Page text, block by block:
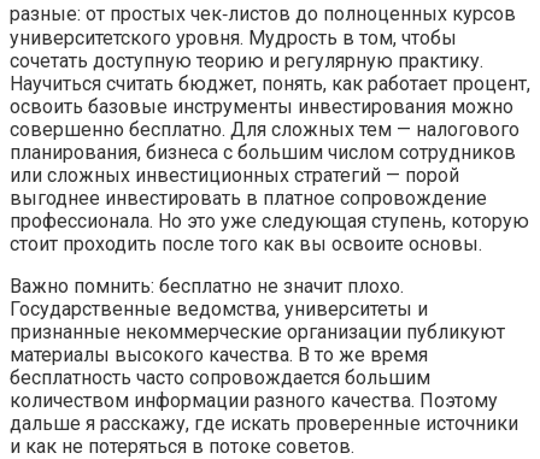
разные: от простых чек‑листов до полноценных курсов
университетского уровня. Мудрость в том, чтобы
сочетать доступную теорию и регулярную практику.
Научиться считать бюджет, понять, как работает процент,
освоить базовые инструменты инвестирования можно
совершенно бесплатно. Для сложных тем — налогового
планирования, бизнеса с большим числом сотрудников
или сложных инвестиционных стратегий — порой
выгоднее инвестировать в платное сопровождение
профессионала. Но это уже следующая ступень, которую
стоит проходить после того как вы освоите основы.
Важно помнить: бесплатно не значит плохо.
Государственные ведомства, университеты и
признанные некоммерческие организации публикуют
материалы высокого качества. В то же время
бесплатность часто сопровождается большим
количеством информации разного качества. Поэтому
дальше я расскажу, где искать проверенные источники
и как не потеряться в потоке советов.